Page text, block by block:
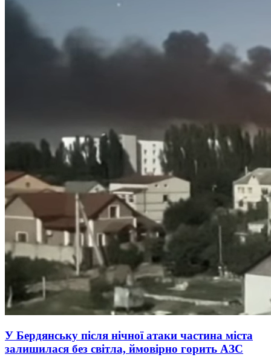
У Бердянську після нічної атаки частина міста
залишилася без світла, ймовірно горить АЗС